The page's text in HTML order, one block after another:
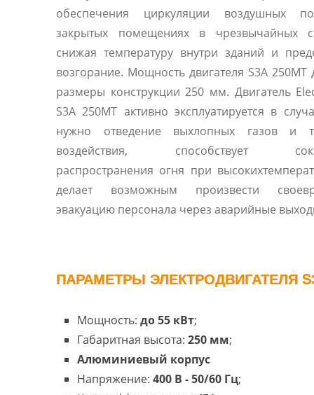
обеспечения циркуляции воздушных
закрытых помещениях в чрезвычайных
снижая температуру внутри зданий и
возгорание. Мощность двигателя S3A 250MT
размеры конструкции 250 мм. Двигатель
S3A 250MT активно эксплуатируется в
нужно отведение выхлопных газов и
воздействия, способствует
распространения огня при
делает возможным произвести
эвакуацию персонала через аварийные
ПАРАМЕТРЫ ЭЛЕКТРОДВИГАТЕЛЯ
Мощность: до 55 кВт;
Габаритная высота: 250 мм;
Алюминиевый корпус
Напряжение: 400 В - 50/60 Гц;